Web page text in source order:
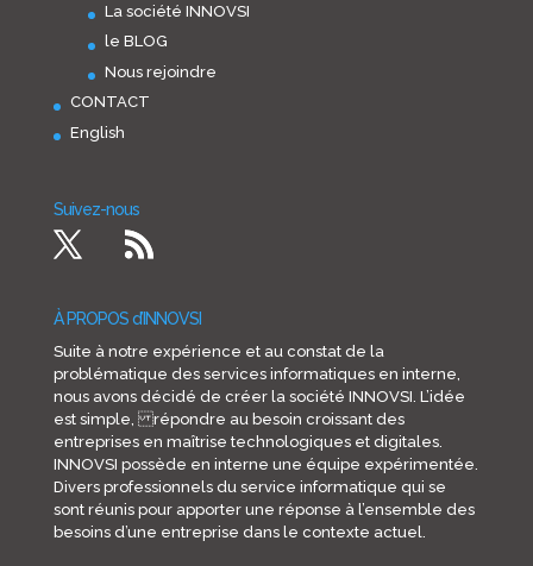
La société INNOVSI
le BLOG
Nous rejoindre
CONTACT
English
Suivez-nous
À PROPOS d’INNOVSI
Suite à notre expérience et au constat de la
problématique des services informatiques en interne,
nous avons décidé de créer la société INNOVSI. L’idée
est simple, répondre au besoin croissant des
entreprises en maîtrise technologiques et digitales.
INNOVSI possède en interne une équipe expérimentée.
Divers professionnels du service informatique qui se
sont réunis pour apporter une réponse à l’ensemble des
besoins d’une entreprise dans le contexte actuel.